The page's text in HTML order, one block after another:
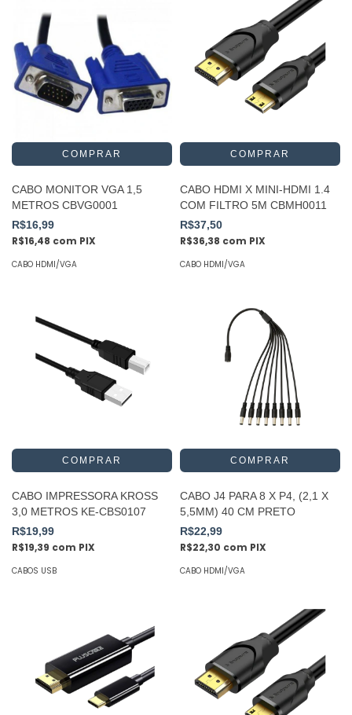
CABO MONITOR VGA 1,5
METROS CBVG0001
R$16,99
R$16,48 com PIX
CABO HDMI/VGA
CABO HDMI X MINI-HDMI 1.4
COM FILTRO 5M CBMH0011
R$37,50
R$36,38 com PIX
CABO HDMI/VGA
CABO IMPRESSORA KROSS
3,0 METROS KE-CBS0107
R$19,99
R$19,39 com PIX
CABOS USB
CABO J4 PARA 8 X P4, (2,1 X
5,5MM) 40 CM PRETO
R$22,99
R$22,30 com PIX
CABO HDMI/VGA